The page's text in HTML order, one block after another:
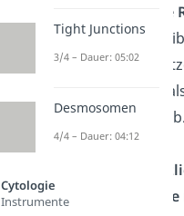
keine
gegenüber
entwickelst.
Medikamente
selbstständig ab.
Verhüte
Falls du die
Pille
Tight Junctions
3/4 – Dauer: 05:02
Desmosomen
4/4 – Dauer: 04:12
Cytologie
Instrumente